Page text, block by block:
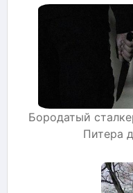
Бородатый
Питера